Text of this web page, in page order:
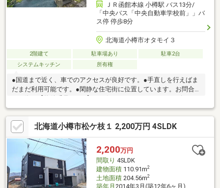
ＪＲ函館本線 小樽駅 バス13分/
「中央バス「中央自動車学校前」」バ
ス停 停歩8分
北海道小樽市オタモイ３
2階建て 駐車場あり
駐車2台
システムキッチン
所有権
●国道まで近く、車でのアクセスが良好です。●手直しを行えばま
だまだ利用可能です。●閑静な住宅街に位置しています。お問合
対応できます。駐車２台可、土地50坪以上、南向き、システムキ
ッチン、閑静な住宅地、ＬＤＫ１５畳以上、前道６ｍ以上、和
室、始発駅、整形地、２階建、吹抜け、全居室６畳以上、周辺交
通量少なめ
北海道小樽市松ケ枝１ 2,200万円 4SLDK
2,200万円
間取り 4SLDK
建物面積110.91m2
土地面積204.56m2
築年月 2014年3月(築12年6ヶ月)